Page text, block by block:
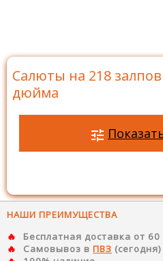
Салюты на 218
дюйма
НАШИ ПРЕИМУЩЕСТВА
Бесплатная доставка от
Самовывоз в ПВЗ (сегодня)